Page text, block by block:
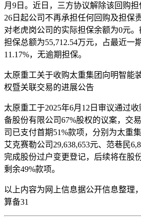
月9日。近日，三方协议解除该回购担
26日起公司不再承担任何回购及担保
对老虎岗公司的实际担保余额为0元
担保总额为55,712.54万元，占最近一
11.17%，无逾期担保。
太原重工关于收购太重集团向明智能
权暨关联交易的进展公告
太原重工于2025年6月12日审议通过
备股份有限公司67%股权的议案，交
司已支付首期51%款项，分别为太重
艾克赛勒公司29,638,653元、范巷民
完成股份过户变更登记，后续将在股
剩余49%款项。
以上内容为 网上信息据公开信息整理
算备31